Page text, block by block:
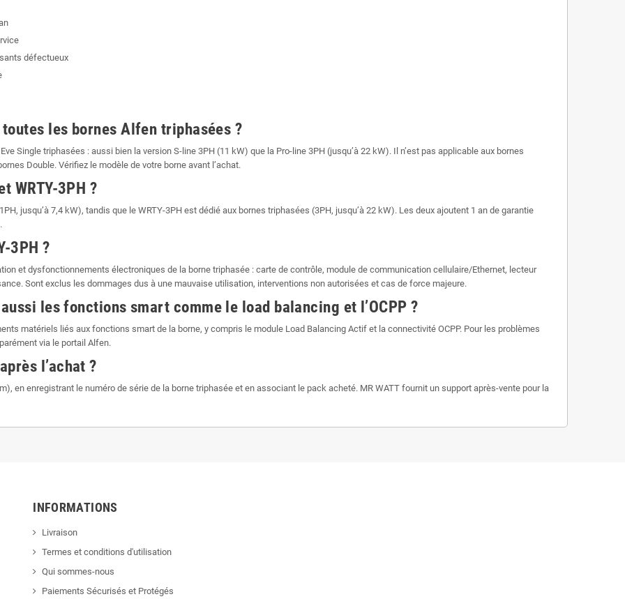
défectueux
les bornes Alfen triphasées ?
Single triphasées : aussi bien la version S-line 3PH (11 kW) que la Pro-line 3PH (jusqu’à 22 kW). Il n’est pas applicable aux bornes
Double. Vérifiez le modèle de votre borne avant l’achat.
WRTY-3PH ?
jusqu’à 7,4 kW), tandis que le WRTY-3PH est dédié aux bornes triphasées (3PH, jusqu’à 22 kW). Les deux ajoutent 1 an de garantie
3PH ?
et dysfonctionnements électroniques de la borne triphasée : carte de contrôle, module de communication cellulaire/Ethernet, lecteur
Sont exclus les dommages dus à une mauvaise utilisation, interventions non autorisées et cas de force majeure.
les fonctions smart comme le load balancing et l’OCPP ?
matériels liés aux fonctions smart de la borne, y compris le module Load Balancing Actif et la connectivité OCPP. Pour les problèmes
via le portail Alfen.
l’achat ?
en enregistrant le numéro de série de la borne triphasée et en associant le pack acheté. MR WATT fournit un support après-vente pour la
INFORMATIONS
Livraison
Termes et conditions d'utilisation
Qui sommes-nous
Paiements Sécurisés et Protégés